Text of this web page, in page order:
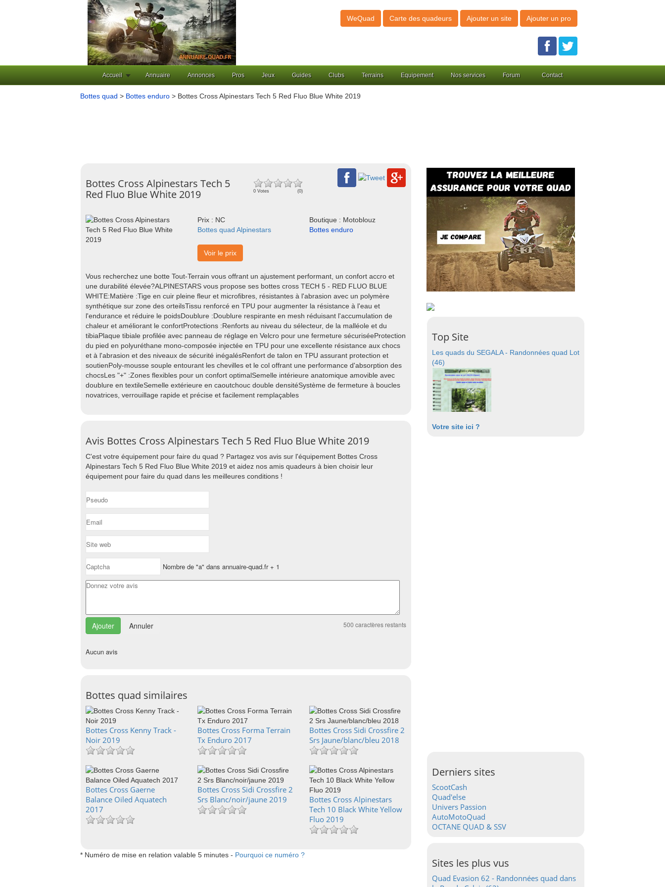
WeQuad Carte des quadeurs Ajouter un site Ajouter un pro
Accueil Annuaire Annonces Pros Jeux Guides Clubs Terrains Equipement Nos services Forum Contact
Bottes quad > Bottes enduro > Bottes Cross Alpinestars Tech 5 Red Fluo Blue White 2019
Bottes Cross Alpinestars Tech 5
Red Fluo Blue White 2019
0 Votes (0)
Prix : NC
Boutique : Motoblouz
Bottes quad Alpinestars
Bottes enduro
Voir le prix
Vous recherchez une botte Tout-Terrain vous offrant un ajustement performant, un confort accro et
une durabilité élevée?ALPINESTARS vous propose ses bottes cross TECH 5 - RED FLUO BLUE
WHITE:Matière :Tige en cuir pleine fleur et microfibres, résistantes à l'abrasion avec un polymère
synthétique sur zone des orteilsTissu renforcé en TPU pour augmenter la résistance à l'eau et
l'endurance et réduire le poidsDoublure :Doublure respirante en mesh réduisant l'accumulation de
chaleur et améliorant le confortProtections :Renforts au niveau du sélecteur, de la malléole et du
tibiaPlaque tibiale profilée avec panneau de réglage en Velcro pour une fermeture sécuriséeProtection
du pied en polyuréthane mono-composée injectée en TPU pour une excellente résistance aux chocs
et à l'abrasion et des niveaux de sécurité inégalésRenfort de talon en TPU assurant protection et
soutienPoly-mousse souple entourant les chevilles et le col offrant une performance d'absorption des
chocsLes "+" :Zones flexibles pour un confort optimalSemelle intérieure anatomique amovible avec
doublure en textileSemelle extérieure en caoutchouc double densitéSystème de fermeture à boucles
novatrices, verrouillage rapide et précise et facilement remplaçables
Avis Bottes Cross Alpinestars Tech 5 Red Fluo Blue White 2019
C'est votre équipement pour faire du quad ? Partagez vos avis sur l'équipement Bottes Cross
Alpinestars Tech 5 Red Fluo Blue White 2019 et aidez nos amis quadeurs à bien choisir leur
équipement pour faire du quad dans les meilleures conditions !
Nombre de "a" dans annuaire-quad.fr + 1
Annuler 500 caractères restants
Aucun avis
Bottes quad similaires
Bottes Cross Kenny Track -
Noir 2019
Bottes Cross Forma Terrain
Tx Enduro 2017
Bottes Cross Sidi Crossfire 2
Srs Jaune/blanc/bleu 2018
Bottes Cross Gaerne
Balance Oiled Aquatech
2017
Bottes Cross Sidi Crossfire 2
Srs Blanc/noir/jaune 2019
Bottes Cross Alpinestars
Tech 10 Black White Yellow
Fluo 2019
* Numéro de mise en relation valable 5 minutes - Pourquoi ce numéro ?
Top Site
Les quads du SEGALA - Randonnées quad Lot
(46)
Votre site ici ?
Derniers sites
ScootCash
Quad'else
Univers Passion
AutoMotoQuad
OCTANE QUAD & SSV
Sites les plus vus
Quad Evasion 62 - Randonnées quad dans